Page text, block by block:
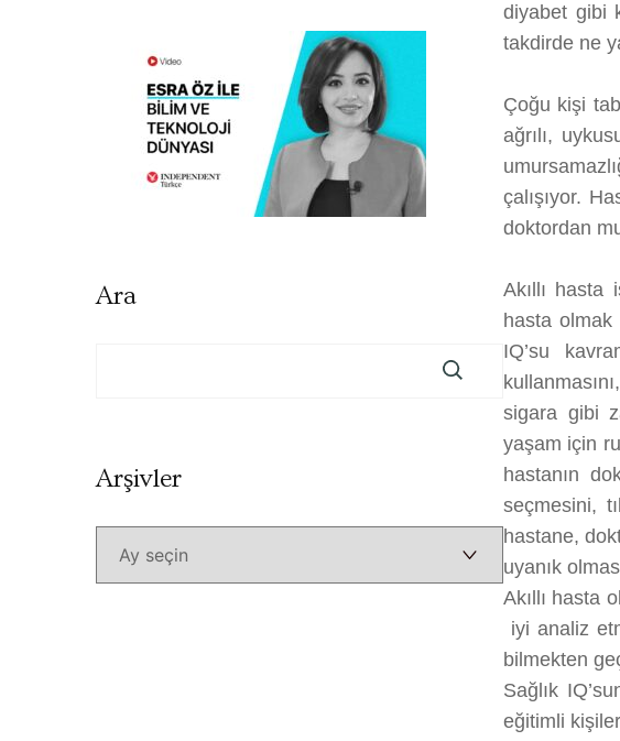
diyabet gibi
takdirde ne
Çoğu kişi
ağrılı,
çalışıyor.
doktordan
Akıllı hasta
hasta olmak
IQ’su
sigara gibi
yaşam için
hastanın
seçmesini,
hastane,
uyanık
Akıllı hasta
iyi analiz
bilmekten
Sağlık
eğitimli
Ara
ArşivlerArşivler